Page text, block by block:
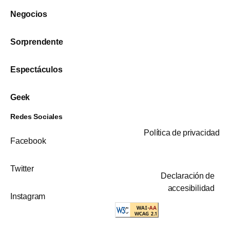
Negocios
Sorprendente
Espectáculos
Geek
Redes Sociales
Facebook
Twitter
Instagram
Política de privacidad
Declaración de
accesibilidad